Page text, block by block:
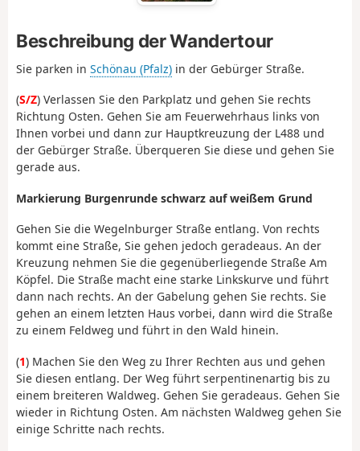
Beschreibung der Wandertour
Sie parken in Schönau (Pfalz) in der Gebürger Straße.
(S/Z) Verlassen Sie den Parkplatz und gehen Sie rechts
Richtung Osten. Gehen Sie am Feuerwehrhaus links von
Ihnen vorbei und dann zur Hauptkreuzung der L488 und
der Gebürger Straße. Überqueren Sie diese und gehen Sie
gerade aus.
Markierung Burgenrunde schwarz auf weißem Grund
Gehen Sie die Wegelnburger Straße entlang. Von rechts
kommt eine Straße, Sie gehen jedoch geradeaus. An der
Kreuzung nehmen Sie die gegenüberliegende Straße Am
Köpfel. Die Straße macht eine starke Linkskurve und führt
dann nach rechts. An der Gabelung gehen Sie rechts. Sie
gehen an einem letzten Haus vorbei, dann wird die Straße
zu einem Feldweg und führt in den Wald hinein.
(1) Machen Sie den Weg zu Ihrer Rechten aus und gehen
Sie diesen entlang. Der Weg führt serpentinenartig bis zu
einem breiteren Waldweg. Gehen Sie geradeaus. Gehen Sie
wieder in Richtung Osten. Am nächsten Waldweg gehen Sie
einige Schritte nach rechts.